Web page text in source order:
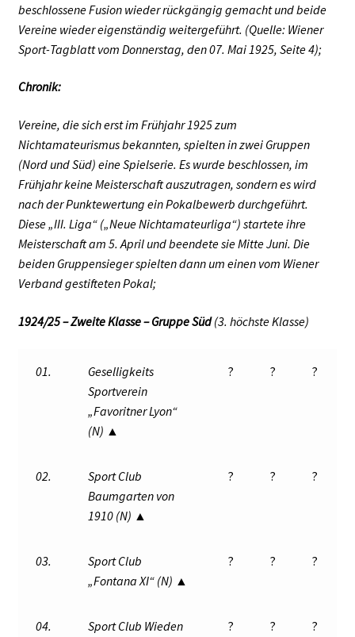
beschlossene Fusion wieder rückgängig gemacht und beide
Vereine wieder eigenständig weitergeführt. (Quelle: Wiener
Sport-Tagblatt vom Donnerstag, den 07. Mai 1925, Seite 4);
Chronik:
Vereine, die sich erst im Frühjahr 1925 zum
Nichtamateurismus bekannten, spielten in zwei Gruppen
(Nord und Süd) eine Spielserie. Es wurde beschlossen, im
Frühjahr keine Meisterschaft auszutragen, sondern es wird
nach der Punktewertung ein Pokalbewerb durchgeführt.
Diese „III. Liga“ („Neue Nichtamateurliga“) startete ihre
Meisterschaft am 5. April und beendete sie Mitte Juni. Die
beiden Gruppensieger spielten dann um einen vom Wiener
Verband gestifteten Pokal;
1924/25 – Zweite Klasse – Gruppe Süd(3. höchste Klasse)
01.
Geselligkeits
Sportverein
„Favoritner Lyon“
(N) ▲
? ? ?
02.
Sport Club
Baumgarten von
1910 (N) ▲
? ? ?
03.
Sport Club
„Fontana XI“ (N) ▲
? ? ?
04.
Sport Club Wieden
? ? ?